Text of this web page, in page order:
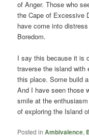
of Anger. Those who
the Cape of Excessive
have come into
Boredom.
I say this because it is
traverse the island with
this place. Some build
And I have seen those
smile at the
of exploring the Island
Posted in Ambivalence,